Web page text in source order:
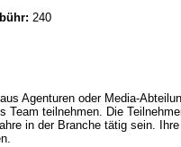
240
Agenturen oder Media-
Team teilnehmen. Die
in der Branche tätig sein. Ihre